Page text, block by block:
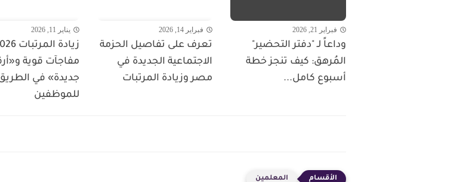
فبراير 21, 2026
وداعاً لـ "دفتر التحضير"
المُرهق: كيف تنجز خطة
أسبوع كامل...
فبراير 14, 2026
تعرف على تفاصيل الحزمة
الاجتماعية الجديدة في
مصر وزيادة المرتبات
يناير 11, 2026
زيادة
مفاجآت قوية
جديدة» في
للموظفين
المعلمين